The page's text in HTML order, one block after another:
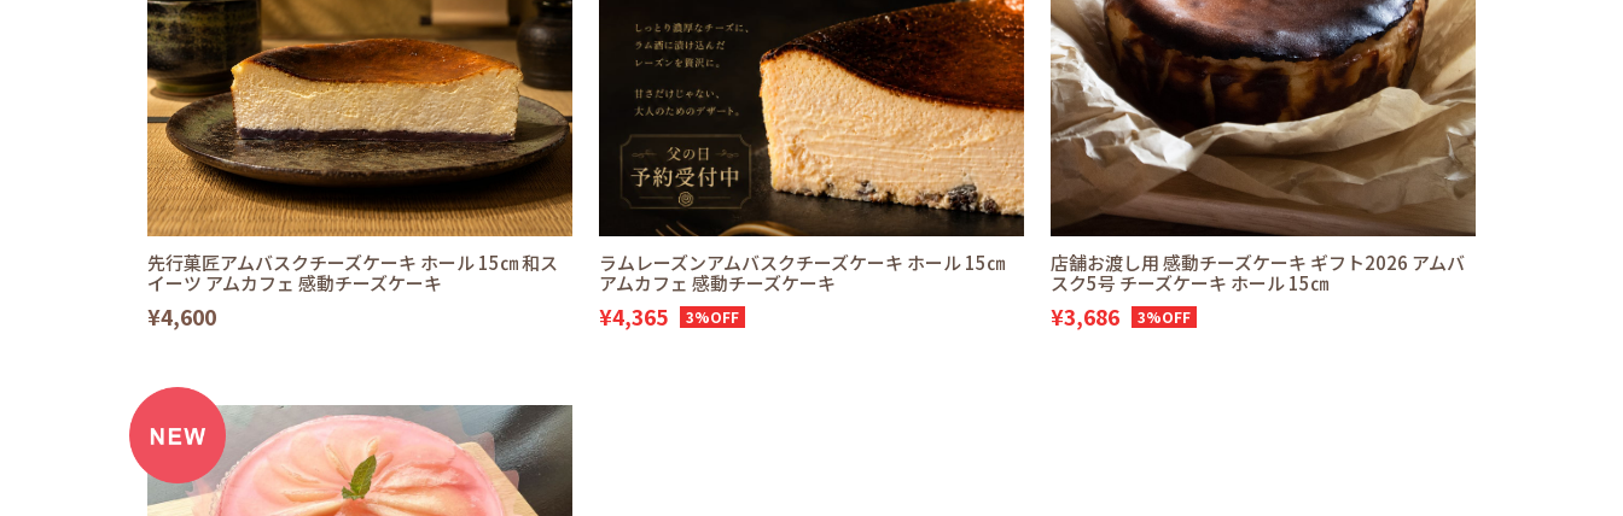
先行菓匠アムバスクチーズケーキ ホール 15㎝ 和ス
イーツ アムカフェ 感動チーズケーキ
¥4,600
ラムレーズンアムバスクチーズケーキ ホール 15㎝
アムカフェ 感動チーズケーキ
¥4,365 3%OFF
店舗お渡し用 感動チーズケーキ ギフト2026 アムバ
スク5号 チーズケーキ ホール 15㎝
¥3,686 3%OFF